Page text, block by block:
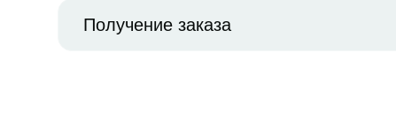
Получение заказа